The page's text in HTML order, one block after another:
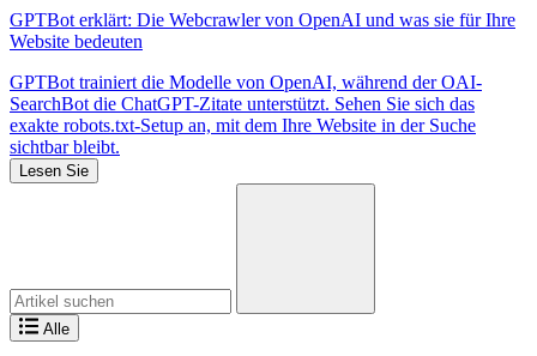
GPTBot erklärt: Die Webcrawler von OpenAI und was sie für Ihre
Website bedeuten
GPTBot trainiert die Modelle von OpenAI, während der OAI-
SearchBot die ChatGPT-Zitate unterstützt. Sehen Sie sich das
exakte robots.txt-Setup an, mit dem Ihre Website in der Suche
sichtbar bleibt.
Lesen Sie
Alle